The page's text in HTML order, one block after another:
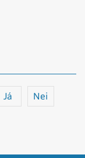
Já Nei